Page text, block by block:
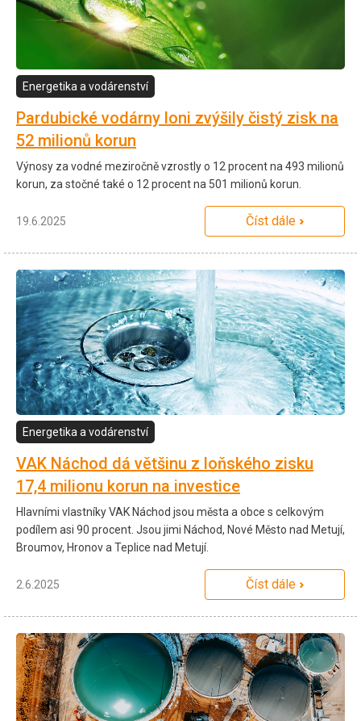
Energetika a vodárenství
Pardubické vodárny loni zvýšily čistý zisk na
52 milionů korun
Výnosy za vodné meziročně vzrostly o 12 procent na 493 milionů
korun, za stočné také o 12 procent na 501 milionů korun.
19.6.2025 Číst dále
Energetika a vodárenství
VAK Náchod dá většinu z loňského zisku
17,4 milionu korun na investice
Hlavními vlastníky VAK Náchod jsou města a obce s celkovým
podílem asi 90 procent. Jsou jimi Náchod, Nové Město nad Metují,
Broumov, Hronov a Teplice nad Metují.
2.6.2025 Číst dále